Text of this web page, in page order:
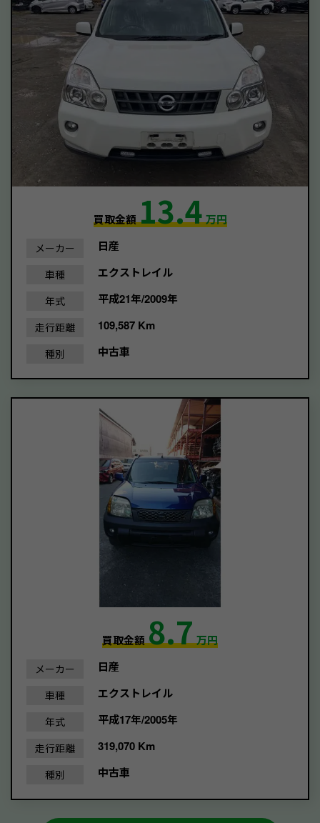
買取金額13.4万円
メーカー 日産
車種 エクストレイル
年式 平成21年/2009年
走行距離 109,587 Km
種別 中古車
買取金額8.7万円
メーカー 日産
車種 エクストレイル
年式 平成17年/2005年
走行距離 319,070 Km
種別 中古車